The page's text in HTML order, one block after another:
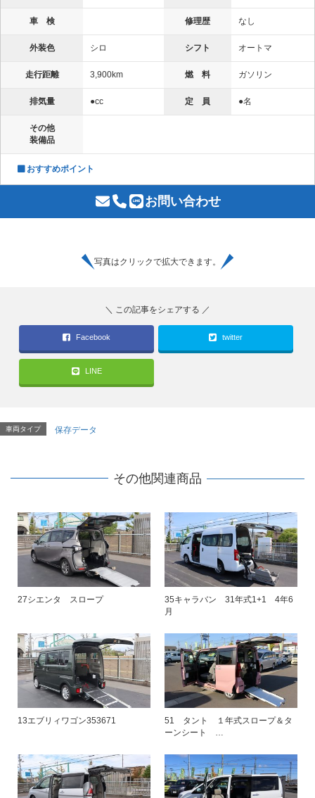
車 検 修理歴 なし
外装色 シロ シフト オートマ
走行距離 3,900km 燃 料 ガソリン
排気量 ●cc 定 員 ●名
その他
装備品
おすすめポイント
お問い合わせ
写真はクリックで拡大できます。
Facebook twitter
LINE
車両タイプ 保存データ
その他関連商品
27シエンタ スロープ
35キャラバン 31年式1+1 4年6
月
13エブリィワゴン353671
51 タント １年式スロープ＆タ
ーンシート …